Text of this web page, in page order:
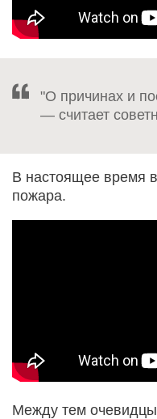
"О причинах и
— считает
В настоящее время
пожара.
Между тем